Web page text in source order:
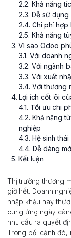
2.2. Khả năng
2.3. Dễ sử dụng
2.4. Chi phí hợp
2.5. Khả năng
3. Vì sao Odoo
3.1. Với doanh
3.2. Với ngành
3.3. Với xuất
3.4. Với thương
4. Lợi ích cốt lõi
4.1. Tối ưu chi
4.2. Khả năng
nghiệp
4.3. Hệ sinh
4.4. Dễ dàng
5. Kết luận
Thị trường thương
giờ hết. Doanh
nhập khẩu hay
cung ứng ngày
nhu cầu ra quyết
Trong bối cảnh đó,